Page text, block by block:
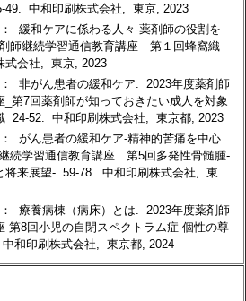
49. 中和印刷株式会社, 東京, 2023
： 緩和ケアに係わる人々-薬剤師の役割を
師継続学習通信教育講座 第１回蜂窩織
会社, 東京, 2023
： 非がん患者の緩和ケア. 2023年度薬剤師
_第7回薬剤師が知っておきたい成人を対象
24-52. 中和印刷株式会社, 東京都, 2023
： がん患者の緩和ケア-精神的苦痛を中心
続学習通信教育講座 第5回多発性骨髄腫-
将来展望- 59-78. 中和印刷株式会社, 東
： 療養病棟（病床）とは. 2023年度薬剤師
第8回小児の自閉スペクトラム症-個性の尊
和印刷株式会社, 東京都, 2024